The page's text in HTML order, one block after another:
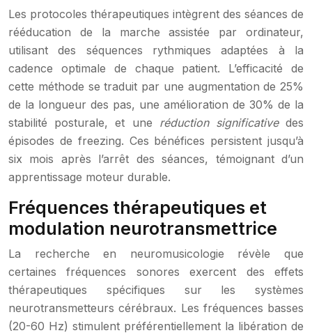
Les protocoles thérapeutiques intègrent des séances de
rééducation de la marche assistée par ordinateur,
utilisant des séquences rythmiques adaptées à la
cadence optimale de chaque patient. L’efficacité de
cette méthode se traduit par une augmentation de 25%
de la longueur des pas, une amélioration de 30% de la
stabilité posturale, et une réduction significativedes
épisodes de freezing. Ces bénéfices persistent jusqu’à
six mois après l’arrêt des séances, témoignant d’un
apprentissage moteur durable.
Fréquences thérapeutiques et
modulation neurotransmettrice
La recherche en neuromusicologie révèle que
certaines fréquences sonores exercent des effets
thérapeutiques spécifiques sur les systèmes
neurotransmetteurs cérébraux. Les fréquences basses
(20-60 Hz) stimulent préférentiellement la libération de